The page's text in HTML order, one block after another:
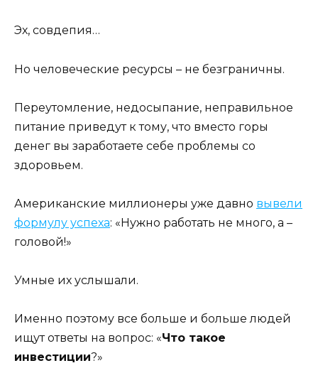
Эх, совдепия…
Но человеческие ресурсы – не безграничны.
Переутомление, недосыпание, неправильное
питание приведут к тому, что вместо горы
денег вы заработаете себе проблемы со
здоровьем.
Американские миллионеры уже давно вывели
формулу успеха: «Нужно работать не много, а –
головой!»
Умные их услышали.
Именно поэтому все больше и больше людей
ищут ответы на вопрос: «Что такое
инвестиции?»